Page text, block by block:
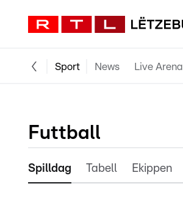
Sport News Live Arena
Futtball
Spilldag Tabell Ekippen